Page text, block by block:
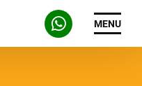
MENU